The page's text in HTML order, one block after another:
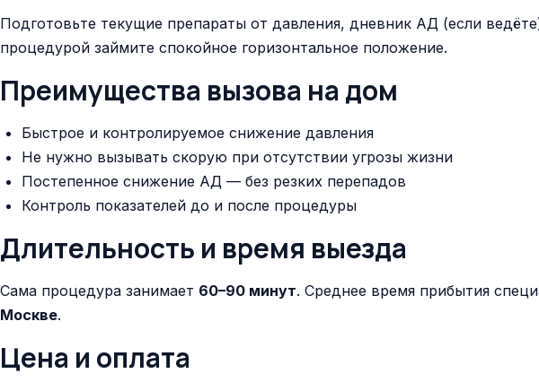
Подготовьте текущие препараты от давления, дневник АД (если
процедурой займите спокойное горизонтальное положение.
Преимущества вызова на дом
Быстрое и контролируемое снижение давления
Не нужно вызывать скорую при отсутствии угрозы жизни
Постепенное снижение АД — без резких перепадов
Контроль показателей до и после процедуры
Длительность и время выезда
Сама процедура занимает 60–90 минут. Среднее время прибытия
Москве.
Цена и оплата